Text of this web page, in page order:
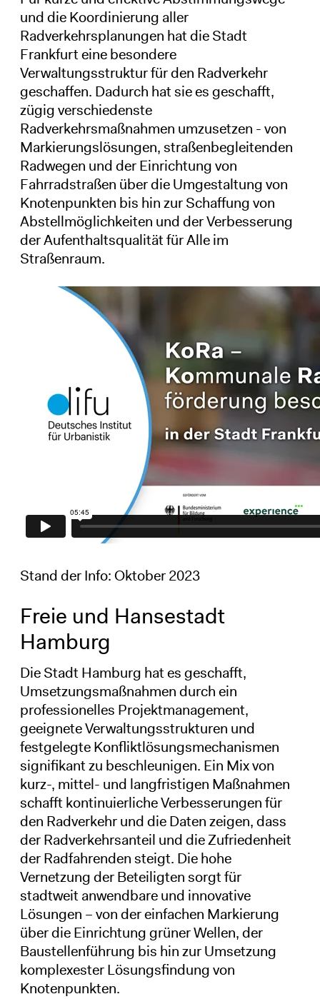
und die Koordinierung aller
Radverkehrsplanungen hat die Stadt
Frankfurt eine besondere
Verwaltungsstruktur für den Radverkehr
geschaffen. Dadurch hat sie es geschafft,
zügig verschiedenste
Radverkehrsmaßnahmen umzusetzen - von
Markierungslösungen, straßenbegleitenden
Radwegen und der Einrichtung von
Fahrradstraßen über die Umgestaltung von
Knotenpunkten bis hin zur Schaffung von
Abstellmöglichkeiten und der Verbesserung
der Aufenthaltsqualität für Alle im
Straßenraum.
Stand der Info: Oktober 2023
Freie und Hansestadt
Hamburg
Die Stadt Hamburg hat es geschafft,
Umsetzungsmaßnahmen durch ein
professionelles Projektmanagement,
geeignete Verwaltungsstrukturen und
festgelegte Konfliktlösungsmechanismen
signifikant zu beschleunigen. Ein Mix von
kurz-, mittel- und langfristigen Maßnahmen
schafft kontinuierliche Verbesserungen für
den Radverkehr und die Daten zeigen, dass
der Radverkehrsanteil und die Zufriedenheit
der Radfahrenden steigt. Die hohe
Vernetzung der Beteiligten sorgt für
stadtweit anwendbare und innovative
Lösungen – von der einfachen Markierung
über die Einrichtung grüner Wellen, der
Baustellenführung bis hin zur Umsetzung
komplexester Lösungsfindung von
Knotenpunkten.